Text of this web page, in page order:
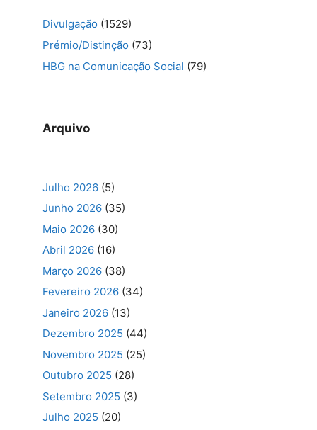
Divulgação (1529)
Prémio/Distinção (73)
HBG na Comunicação Social (79)
Arquivo
Julho 2026 (5)
Junho 2026 (35)
Maio 2026 (30)
Abril 2026 (16)
Março 2026 (38)
Fevereiro 2026 (34)
Janeiro 2026 (13)
Dezembro 2025 (44)
Novembro 2025 (25)
Outubro 2025 (28)
Setembro 2025 (3)
Julho 2025 (20)